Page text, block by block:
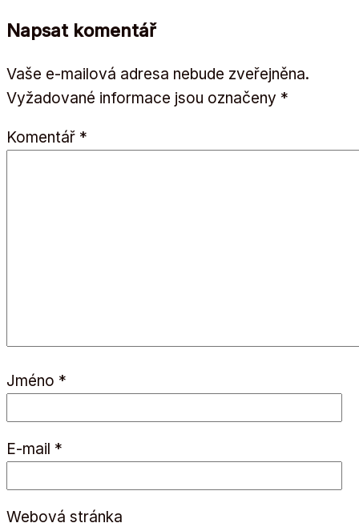
Napsat komentář
Vaše e-mailová adresa nebude zveřejněna.
Vyžadované informace jsou označeny *
Komentář *
Jméno *
E-mail *
Webová stránka